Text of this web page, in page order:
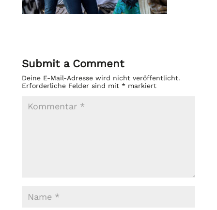
Submit a Comment
Deine E-Mail-Adresse wird nicht veröffentlicht.
Erforderliche Felder sind mit *markiert